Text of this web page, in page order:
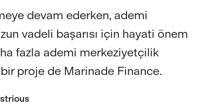
devam ederken, ademi
vadeli başarısı için hayati önem
fazla ademi merkeziyetçilik
proje de Marinade Finance.